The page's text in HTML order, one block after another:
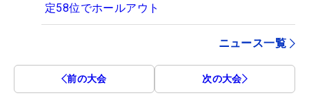
定58位でホールアウト
ニュース一覧
前の大会 次の大会